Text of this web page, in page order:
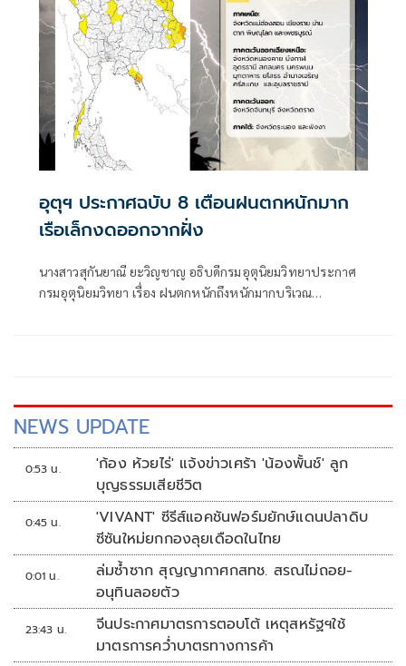
อุตุฯ ประกาศฉบับ 8 เตือนฝนตกหนักมาก
เรือเล็กงดออกจากฝั่ง
นางสาวสุกันยาณี ยะวิญชาญ อธิบดีกรมอุตุนิยมวิทยาประกาศ
กรมอุตุนิยมวิทยา เรื่อง ฝนตกหนักถึงหนักมากบริเวณ
NEWS UPDATE
0:53 น.
'ก้อง ห้วยไร่' แจ้งข่าวเศร้า 'น้องพั้นช์' ลูก
บุญธรรมเสียชีวิต
0:45 น.
'VIVANT' ซีรีส์แอคชันฟอร์มยักษ์แดนปลาดิบ
ซีซันใหม่ยกกองลุยเดือดในไทย
0:01 น.
ล่มซ้ำซาก สุญญากาศกสทช. สรณไม่ถอย-
อนุทินลอยตัว
23:43 น.
จีนประกาศมาตรการตอบโต้ เหตุสหรัฐฯใช้
มาตรการคว่ำบาตรทางการค้า